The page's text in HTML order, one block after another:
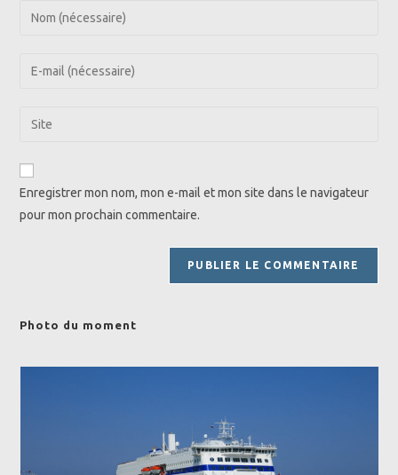
Enter
Enter
address
comment
Saisir
de
Enregistrer mon nom, mon e-mail et mon site dans le navigateur
pour mon prochain commentaire.
Photo du moment